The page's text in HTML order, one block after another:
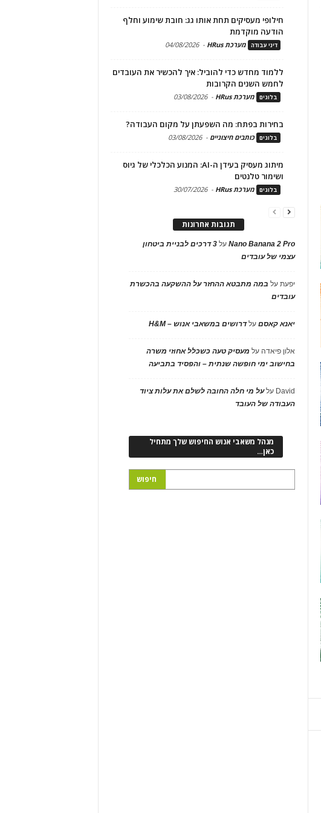
חילופי מעסיקים תחת אותו גג: חובת שימוע וחלף
הודעה מוקדמת
דיני עבודה מערכת HRus -
04/08/2026
ללמוד מחדש כדי להוביל: איך להכשיר את העובדים
לחמש השנים הקרובות
בלוגים מערכת HRus -
03/08/2026
בחירות בפתח: מה השפעתן על מקום העבודה?
בלוגים כותבים חיצוניים -
03/08/2026
מיתוג מעסיק בעידן ה-AI: המנוע הכלכלי של גיוס
ושימור טלנטים
בלוגים מערכת HRus -
30/07/2026
תגובות אחרונות
Nano Banana 2 Proעל
3 דרכים לבניית ביטחון
עצמי של עובדים
יפעתעל במה מתבטא ההחזר על ההשקעה בהכשרת
עובדים
יאנא קאסםעלדרושים במשאבי אנוש – H&M
אלון פיאדה על מעסיק טעה כשכלל אחוזי משרה
בחישוב ימי חופשה שנתית – והפסיד בתביעה
David עלעל מי חלה החובה לשלם את עלות ציוד
העבודה של העובד
מנהל משאבי אנוש החיפוש שלך מתחיל
כאן…